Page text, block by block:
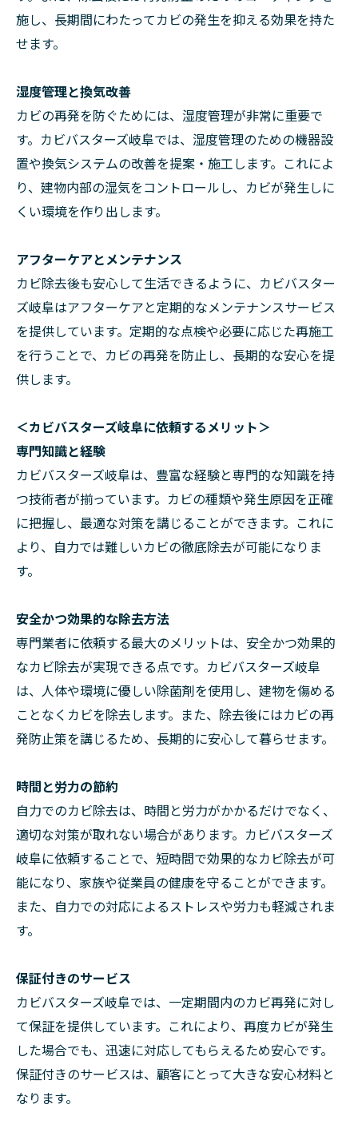
施し、長期間にわたってカビの発生を抑える効果を持た
せます。
湿度管理と換気改善
カビの再発を防ぐためには、湿度管理が非常に重要で
す。カビバスターズ岐阜では、湿度管理のための機器設
置や換気システムの改善を提案・施工します。これによ
り、建物内部の湿気をコントロールし、カビが発生しに
くい環境を作り出します。
アフターケアとメンテナンス
カビ除去後も安心して生活できるように、カビバスター
ズ岐阜はアフターケアと定期的なメンテナンスサービス
を提供しています。定期的な点検や必要に応じた再施工
を行うことで、カビの再発を防止し、長期的な安心を提
供します。
＜カビバスターズ岐阜に依頼するメリット＞
専門知識と経験
カビバスターズ岐阜は、豊富な経験と専門的な知識を持
つ技術者が揃っています。カビの種類や発生原因を正確
に把握し、最適な対策を講じることができます。これに
より、自力では難しいカビの徹底除去が可能になりま
す。
安全かつ効果的な除去方法
専門業者に依頼する最大のメリットは、安全かつ効果的
なカビ除去が実現できる点です。カビバスターズ岐阜
は、人体や環境に優しい除菌剤を使用し、建物を傷める
ことなくカビを除去します。また、除去後にはカビの再
発防止策を講じるため、長期的に安心して暮らせます。
時間と労力の節約
自力でのカビ除去は、時間と労力がかかるだけでなく、
適切な対策が取れない場合があります。カビバスターズ
岐阜に依頼することで、短時間で効果的なカビ除去が可
能になり、家族や従業員の健康を守ることができます。
また、自力での対応によるストレスや労力も軽減されま
す。
保証付きのサービス
カビバスターズ岐阜では、一定期間内のカビ再発に対し
て保証を提供しています。これにより、再度カビが発生
した場合でも、迅速に対応してもらえるため安心です。
保証付きのサービスは、顧客にとって大きな安心材料と
なります。